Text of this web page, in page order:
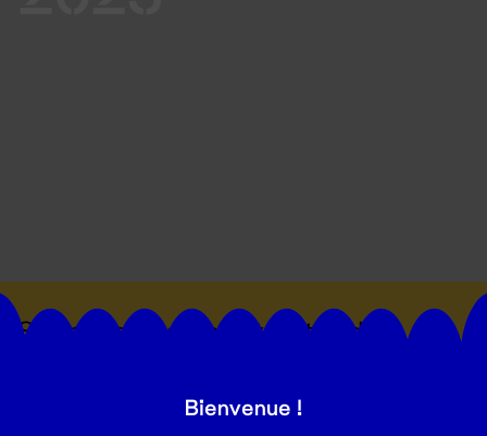
Suivez toutes les actualités du
Bienvenue !